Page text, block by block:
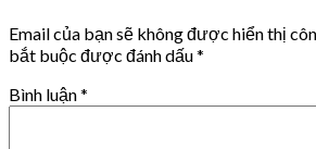
Email của bạn sẽ không được hiển thị
bắt buộc được đánh dấu*
Bình luận*